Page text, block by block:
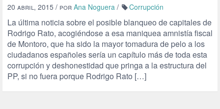
20 abril, 2015 / por Ana Noguera / Corrupción
La última noticia sobre el posible blanqueo de capitales de
Rodrigo Rato, acogiéndose a esa maniquea amnistía fiscal
de Montoro, que ha sido la mayor tomadura de pelo a los
ciudadanos españoles sería un capítulo más de toda esta
corrupción y deshonestidad que pringa a la estructura del
PP, si no fuera porque Rodrigo Rato […]